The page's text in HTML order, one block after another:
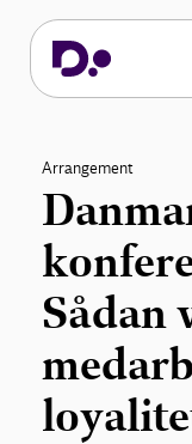
Arrangement
Sådan